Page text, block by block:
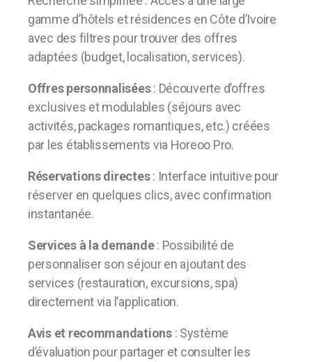
gamme d’hôtels et résidences en Côte d’Ivoire
avec des filtres pour trouver des offres
adaptées (budget, localisation, services).
Offres personnalisées: Découverte d’offres
exclusives et modulables (séjours avec
activités, packages romantiques, etc.) créées
par les établissements via Horeoo Pro.
Réservations directes: Interface intuitive pour
réserver en quelques clics, avec confirmation
instantanée.
Services à la demande: Possibilité de
personnaliser son séjour en ajoutant des
services (restauration, excursions, spa)
directement via l’application.
Avis et recommandations: Système
d’évaluation pour partager et consulter les